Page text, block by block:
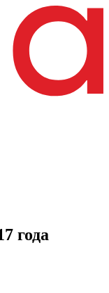
года